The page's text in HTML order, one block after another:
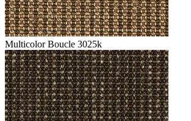
Multicolor Boucle 3025k